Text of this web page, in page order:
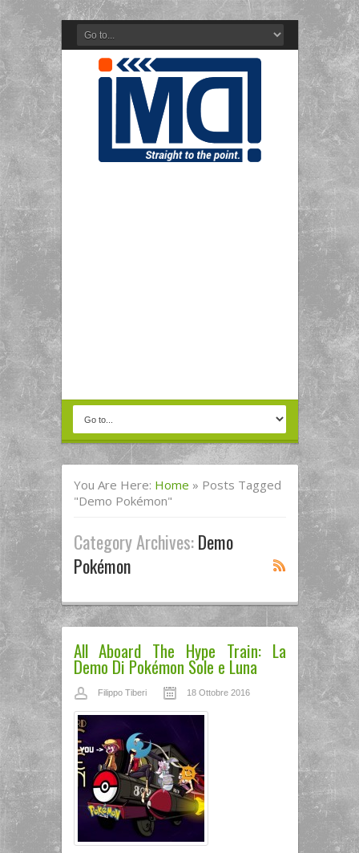
You Are Here: Home » Posts Tagged
"demo Pokémon"
Category Archives:Demo
Pokémon
All Aboard The Hype Train: La
Demo Di Pokémon Sole e Luna
Filippo Tiberi 18 Ottobre 2016